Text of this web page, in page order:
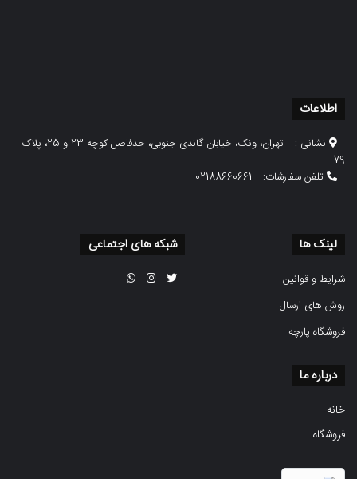
اطلاعات
نشانی :
تهران، ونک، خیابان گاندی جنوبی، حدفاصل کوچه 23 و 25، پلاک
79
تلفن سفارشات:
02188660661
لینک ها
شرایط و قوانین
روش های ارسال
فروشگاه پارچه
شبکه های اجتماعی
درباره ما
خانه
فروشگاه